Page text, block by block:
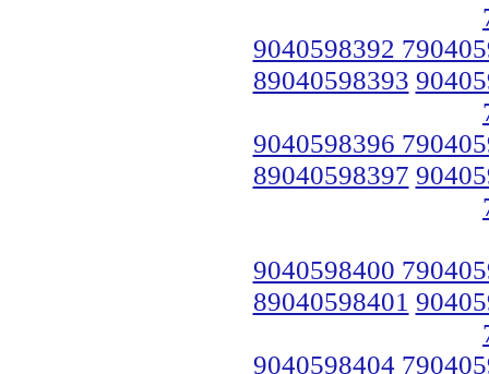
9040598392
89040598393
9040598396
89040598397
9040598400
89040598401
9040598404